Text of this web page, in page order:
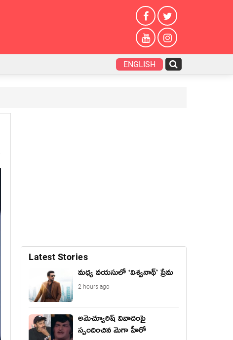
ENGLISH
Latest Stories
మధ్య వయసులో ‘విశ్వనాథ్’ ప్రేమ
2 hours ago
అమెచ్యూరిష్ వివాదంపై
స్పందించిన మెగా హీరో